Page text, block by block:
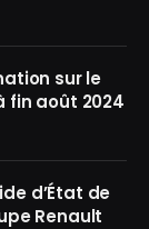
sur le
fin août 2024
d’État de
Renault